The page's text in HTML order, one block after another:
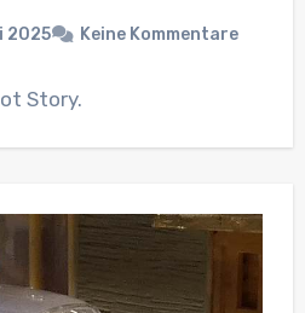
2025 Keine Kommentare
Story.